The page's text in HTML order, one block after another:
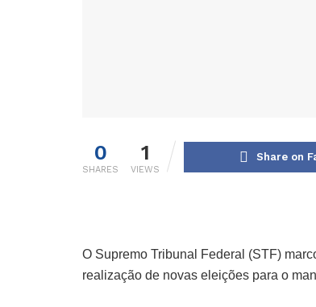
0
SHARES
1
VIEWS
Share on
O Supremo Tribunal Federal (STF)
realização de novas eleições para o